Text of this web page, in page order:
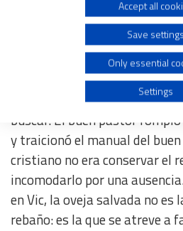
aquellos creyentes que con
dicen sí a la fe en ambientes
tienen que ver con el
del redil, la que no traga ni
uniforme de la masa, es la
buscar. El buen pastor
y traicionó el manual del
cristiano no era conservar el
incomodarlo por una
en Vic, la oveja salvada no es
rebaño: es la que se atreve a
Use limited data to select
Create profiles for personalised
Use profiles to select
Create profiles to personalise
Use profiles to select
Measure advertising performance
Accept all
Save settings
Only essential
Settings